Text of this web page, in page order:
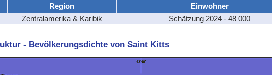
Region
Einwohner
Zentralamerika & Karibik Schätzung 2024 - 48 000
- Bevölkerungsdichte von Saint Kitts